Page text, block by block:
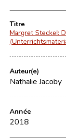
Titre
Margret Steckel:
Auteur(e)
Nathalie Jacoby
Année
2018